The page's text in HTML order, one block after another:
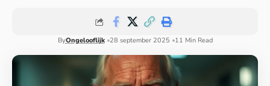
ByOngelooflijk 28 september 2025 11 Min Read